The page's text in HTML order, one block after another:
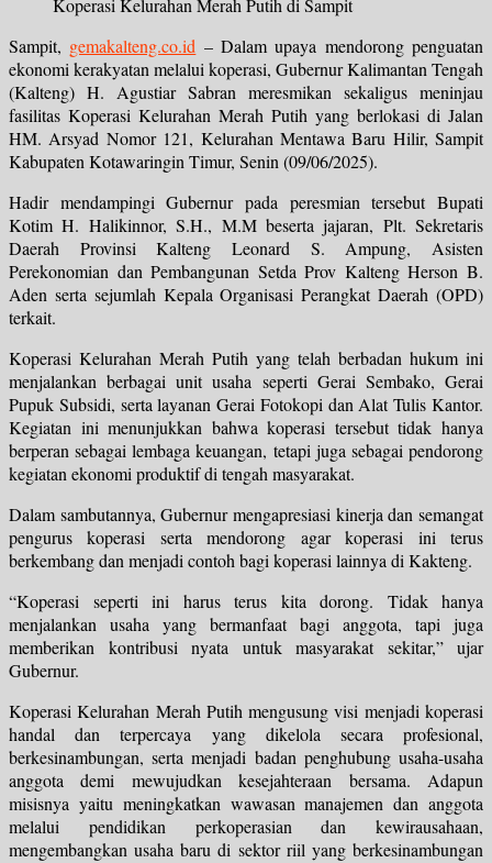
Sampit, gemakalteng.co.id – Dalam upaya mendorong penguatan
ekonomi kerakyatan melalui koperasi, Gubernur Kalimantan Tengah
(Kalteng) H. Agustiar Sabran meresmikan sekaligus meninjau
fasilitas Koperasi Kelurahan Merah Putih yang berlokasi di Jalan
HM. Arsyad Nomor 121, Kelurahan Mentawa Baru Hilir, Sampit
Kabupaten Kotawaringin Timur, Senin (09/06/2025).
Hadir mendampingi Gubernur pada peresmian tersebut Bupati
Kotim H. Halikinnor, S.H., M.M beserta jajaran, Plt. Sekretaris
Daerah Provinsi Kalteng Leonard S. Ampung, Asisten
Perekonomian dan Pembangunan Setda Prov Kalteng Herson B.
Aden serta sejumlah Kepala Organisasi Perangkat Daerah (OPD)
terkait.
Koperasi Kelurahan Merah Putih yang telah berbadan hukum ini
menjalankan berbagai unit usaha seperti Gerai Sembako, Gerai
Pupuk Subsidi, serta layanan Gerai Fotokopi dan Alat Tulis Kantor.
Kegiatan ini menunjukkan bahwa koperasi tersebut tidak hanya
berperan sebagai lembaga keuangan, tetapi juga sebagai pendorong
kegiatan ekonomi produktif di tengah masyarakat.
Dalam sambutannya, Gubernur mengapresiasi kinerja dan semangat
pengurus koperasi serta mendorong agar koperasi ini terus
berkembang dan menjadi contoh bagi koperasi lainnya di Kakteng.
“Koperasi seperti ini harus terus kita dorong. Tidak hanya
menjalankan usaha yang bermanfaat bagi anggota, tapi juga
memberikan kontribusi nyata untuk masyarakat sekitar,” ujar
Gubernur.
Koperasi Kelurahan Merah Putih mengusung visi menjadi koperasi
handal dan terpercaya yang dikelola secara profesional,
berkesinambungan, serta menjadi badan penghubung usaha-usaha
anggota demi mewujudkan kesejahteraan bersama. Adapun
misisnya yaitu meningkatkan wawasan manajemen dan anggota
melalui pendidikan perkoperasian dan kewirausahaan,
mengembangkan usaha baru di sektor riil yang berkesinambungan